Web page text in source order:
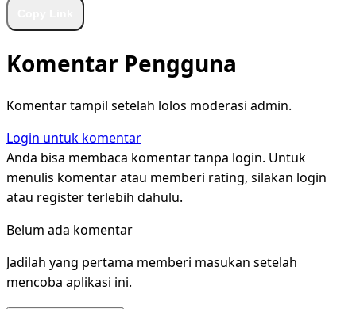
Komentar Pengguna
Komentar tampil setelah lolos moderasi admin.
Login untuk komentar
Anda bisa membaca komentar tanpa login. Untuk
menulis komentar atau memberi rating, silakan login
atau register terlebih dahulu.
Belum ada komentar
Jadilah yang pertama memberi masukan setelah
mencoba aplikasi ini.